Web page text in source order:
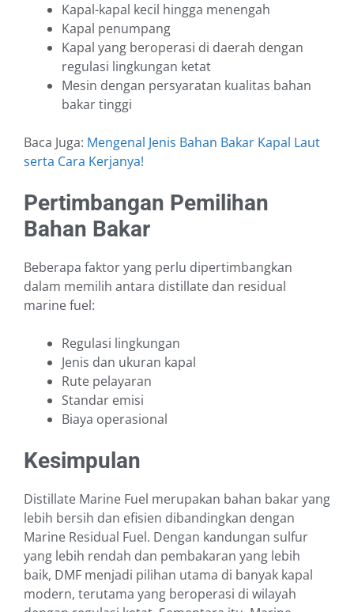
Kapal-kapal kecil hingga menengah
Kapal penumpang
Kapal yang beroperasi di daerah dengan
regulasi lingkungan ketat
Mesin dengan persyaratan kualitas bahan
bakar tinggi
Baca Juga: Mengenal Jenis Bahan Bakar Kapal Laut
serta Cara Kerjanya!
Pertimbangan Pemilihan
Bahan Bakar
Beberapa faktor yang perlu dipertimbangkan
dalam memilih antara distillate dan residual
marine fuel:
Regulasi lingkungan
Jenis dan ukuran kapal
Rute pelayaran
Standar emisi
Biaya operasional
Kesimpulan
Distillate Marine Fuel merupakan bahan bakar yang
lebih bersih dan efisien dibandingkan dengan
Marine Residual Fuel. Dengan kandungan sulfur
yang lebih rendah dan pembakaran yang lebih
baik, DMF menjadi pilihan utama di banyak kapal
modern, terutama yang beroperasi di wilayah